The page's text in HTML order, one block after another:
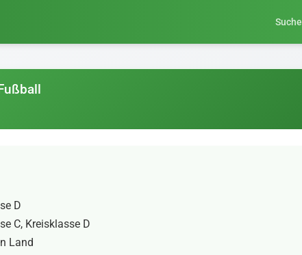
Suche
D
C, Kreisklasse D
Land